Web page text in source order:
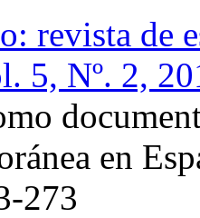
revista de
5, Nº. 2,
en
273